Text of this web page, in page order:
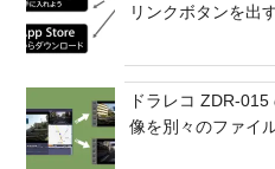
リンクボタンを出
ドラレコ ZDR-
像を別々のファイ